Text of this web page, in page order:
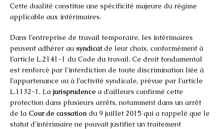
Cette dualité constitue une spécificité majeure du régime
applicable aux intérimaires.
Dans l’entreprise de travail temporaire, les intérimaires
peuvent adhérer au syndicatde leur choix, conformément à
l’article L.2141-1 du Code du travail. Ce droit fondamental
est renforcé par l’interdiction de toute discrimination liée à
l’appartenance ou à l’activité syndicale, prévue par l’article
L.1132-1. La jurisprudence a d’ailleurs confirmé cette
protection dans plusieurs arrêts, notamment dans un arrêt
de la Cour de cassation du 9 juillet 2015 qui a rappelé que le
statut d’intérimaire ne pouvait justifier un traitement